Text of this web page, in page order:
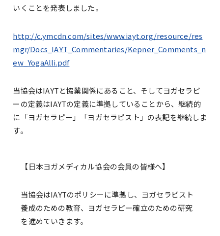
いくことを発表しました。
http://c.ymcdn.com/sites/www.iayt.org/resource/res
mgr/Docs_IAYT_Commentaries/Kepner_Comments_n
ew_YogaAlli.pdf
当協会はIAYTと協業関係にあること、そしてヨガセラピ
ーの定義はIAYTの定義に準拠していることから、継続的
に「ヨガセラピー」「ヨガセラピスト」の表記を継続しま
す。
【日本ヨガメディカル協会の会員の皆様へ】
当協会はIAYTのポリシーに準拠し、ヨガセラピスト
養成のための教育、ヨガセラピー確立のための研究
を進めていきます。